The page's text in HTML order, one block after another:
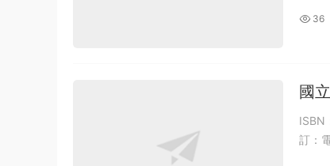
36
國
ISBN
訂：